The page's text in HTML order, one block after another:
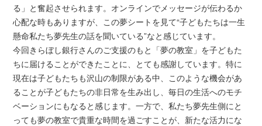
る」と奮起させられます。オンラインでメッセージが伝わるか
心配な時もありますが、この夢シートを見て“子どもたちは一生
懸命私たち夢先生の話を聞いている”なと感じています。
今回きらぼし銀行さんのご支援のもと「夢の教室」を子どもた
ちに届けることができたことに、とても感謝しています。特に
現在は子どもたちも沢山の制限がある中、このような機会があ
ることが子どもたちの非日常を生み出し、毎日の生活へのモチ
ベーションにもなると感じます。一方で、私たち夢先生側にと
っても夢の教室で貴重な時間を過ごすことが、新たな活力にな